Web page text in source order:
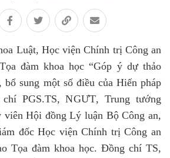
Luật, Học viện Chính trị Công an
đàm khoa học “Góp ý dự thảo
sung một số điều của Hiến pháp
PGS.TS,NGƯT,Trung tướng
viên Hội đồng Lý luận Bộ Công an,
đốc Học viện Chính trị Công an
Tọa đàm khoa học. Đồng chí TS,